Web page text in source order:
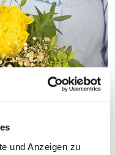
und Anzeigen zu